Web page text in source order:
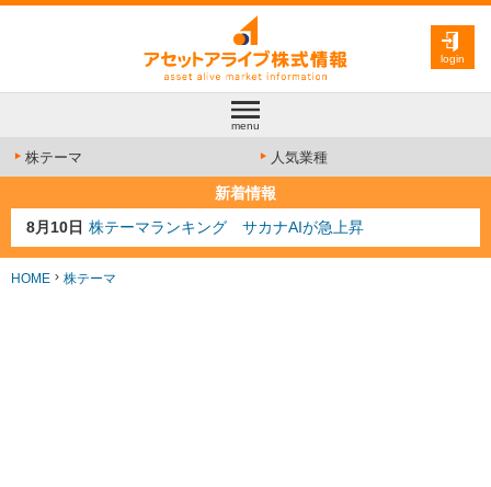
login
menu
株テーマ 人気業種
新着情報
8月10日 株テーマランキング サカナAIが急上昇
8月9日 資源注目株 8月9日更新
8月4日 AI注目株 8月4日更新
HOME 株テーマ